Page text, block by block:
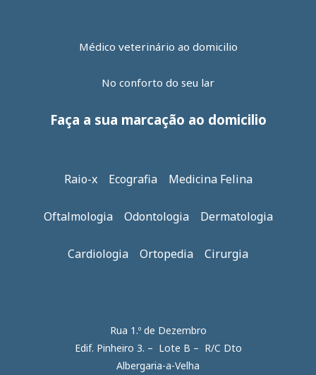
Médico veterinário ao domicilio
No conforto do seu lar
Faça a sua marcação ao domicilio
Raio-x Ecografia Medicina Felina
Oftalmologia Odontologia Dermatologia
Cardiologia Ortopedia Cirurgia
Rua 1.º de Dezembro
Edif. Pinheiro 3. – Lote B – R/C Dto
Albergaria-a-Velha